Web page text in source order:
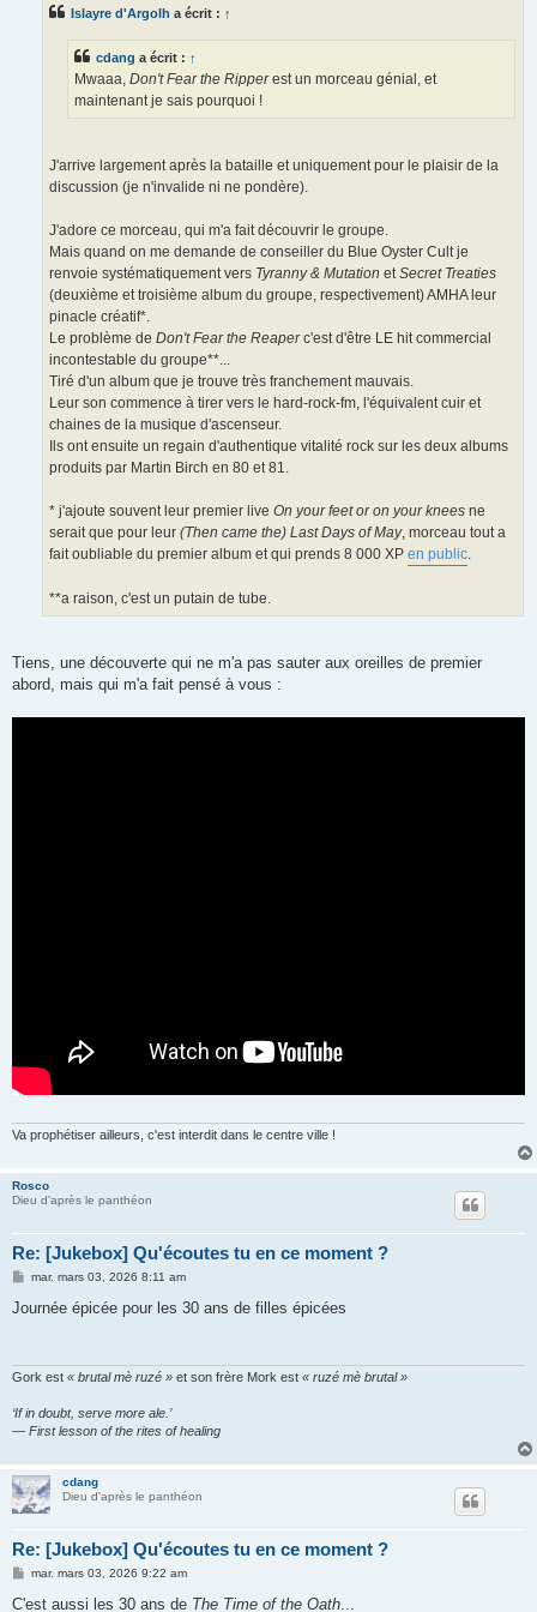
Islayre d'Argolh a écrit : ↑
cdang a écrit : ↑
Mwaaa, Don't Fear the Ripperest un morceau génial, et
maintenant je sais pourquoi !
J'arrive largement après la bataille et uniquement pour le plaisir de la
discussion (je n'invalide ni ne pondère).
J'adore ce morceau, qui m'a fait découvrir le groupe.
Mais quand on me demande de conseiller du Blue Oyster Cult je
renvoie systématiquement vers Tyranny & Mutation etSecret Treaties
(deuxième et troisième album du groupe, respectivement) AMHA leur
pinacle créatif*.
Le problème de Don't Fear the Reaperc'est d'être LE hit commercial
incontestable du groupe**...
Tiré d'un album que je trouve très franchement mauvais.
Leur son commence à tirer vers le hard-rock-fm, l'équivalent cuir et
chaines de la musique d'ascenseur.
Ils ont ensuite un regain d'authentique vitalité rock sur les deux albums
produits par Martin Birch en 80 et 81.
* j'ajoute souvent leur premier live On your feet or on your knees ne
serait que pour leur (Then came the) Last Days of May, morceau tout a
fait oubliable du premier album et qui prends 8 000 XP en public.
**a raison, c'est un putain de tube.
Tiens, une découverte qui ne m'a pas sauter aux oreilles de premier
abord, mais qui m'a fait pensé à vous :
Va prophétiser ailleurs, c'est interdit dans le centre ville !
Rosco
Dieu d'après le panthéon
Re: [Jukebox] Qu'écoutes tu en ce moment ?
M
s
mar. mars 03, 2026 8:11 am
Journée épicée pour les 30 ans de filles épicées
Gork est « brutal mè ruzé » et son frère Mork est « ruzé mè brutal »
‘If in doubt, serve more ale.’
— First lesson of the rites of healing
cdang
Dieu d'après le panthéon
Re: [Jukebox] Qu'écoutes tu en ce moment ?
M
s
mar. mars 03, 2026 9:22 am
C'est aussi les 30 ans de The Time of the Oath